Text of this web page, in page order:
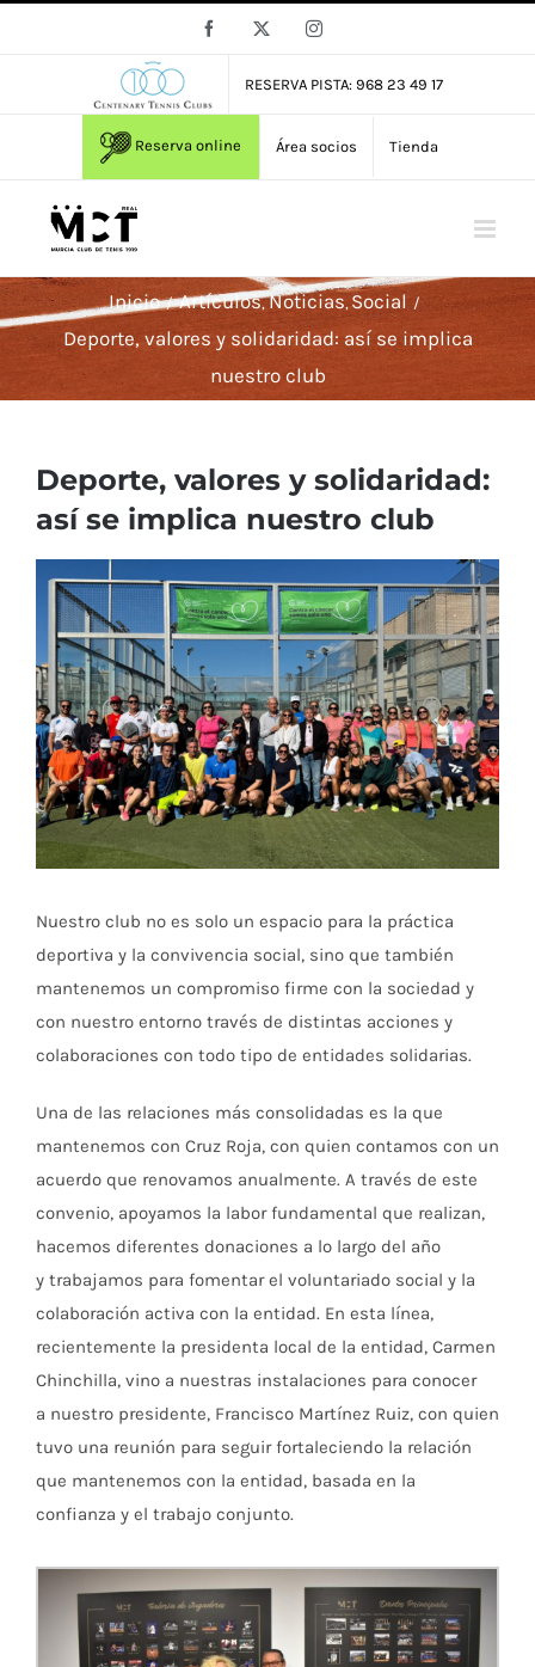
Facebook Instagram
RESERVA PISTA: 968 23 49 17
Reserva online Área socios Tienda
Inicio Artículos Noticias Social
Deporte, valores y solidaridad: así se implica
nuestro club
Deporte, valores y solidaridad:
así se implica nuestro club
Ver
imagen
más
grande
Nuestro club no es solo un espacio para la práctica
deportiva y la convivencia social, sino que también
mantenemos un compromiso firme con la sociedad y
con nuestro entorno través de distintas acciones y
colaboraciones con todo tipo de entidades solidarias.
Una de las relaciones más consolidadas es la que
mantenemos con Cruz Roja, con quien contamos con un
acuerdo que renovamos anualmente. A través de este
convenio, apoyamos la labor fundamental que realizan,
hacemos diferentes donaciones a lo largo del año
y trabajamos para fomentar el voluntariado social y la
colaboración activa con la entidad. En esta línea,
recientemente la presidenta local de la entidad, Carmen
Chinchilla, vino a nuestras instalaciones para conocer
a nuestro presidente, Francisco Martínez Ruiz, con quien
tuvo una reunión para seguir fortaleciendo la relación
que mantenemos con la entidad, basada en la
confianza y el trabajo conjunto.